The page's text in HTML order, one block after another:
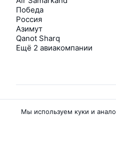
Победа
Россия
Азимут
Qanot Sharq
Ещё 2 авиакомпании
Мы используем куки и